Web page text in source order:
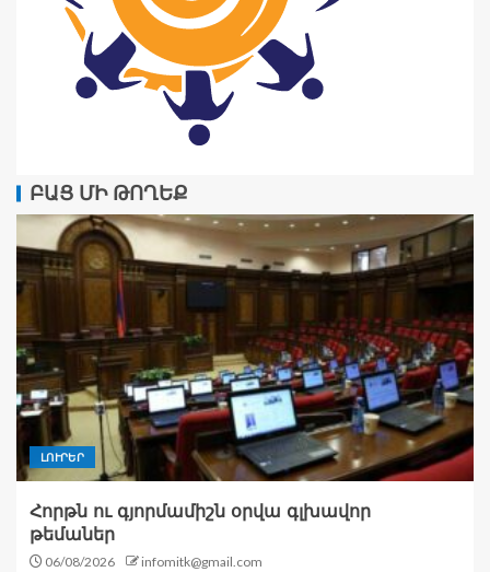
ԲԱՑ ՄԻ ԹՈՂԵՔ
ԼՈՒՐԵՐ
Հորթն ու գյորմամիշն օրվա գլխավոր
թեմաներ
06/08/2026 infomitk@gmail.com